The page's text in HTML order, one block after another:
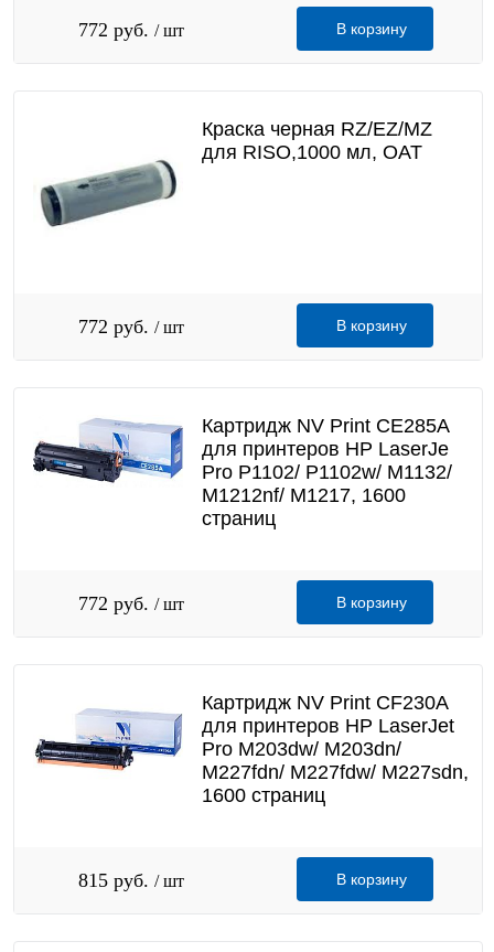
772 руб. / шт В корзину
Краска черная RZ/EZ/MZ
для RISO,1000 мл, OAT
772 руб. / шт В корзину
Картридж NV Print CE285A
для принтеров HP LaserJe
Pro P1102/ P1102w/ M1132/
M1212nf/ М1217, 1600
страниц
772 руб. / шт В корзину
Картридж NV Print CF230A
для принтеров HP LaserJet
Pro M203dw/ M203dn/
M227fdn/ M227fdw/ M227sdn,
1600 страниц
815 руб. / шт В корзину